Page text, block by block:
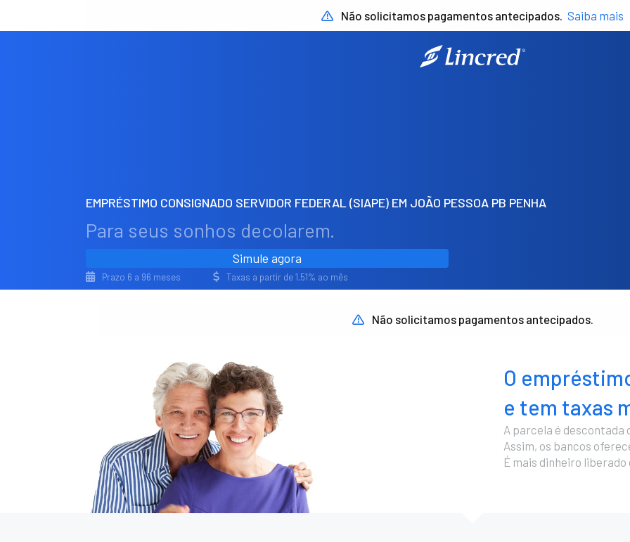
Não solicitamos pagamentos antecipados. Saiba mais
EMPRÉSTIMO CONSIGNADO SERVIDOR FEDERAL (SIAPE) EM JOÃO PESSOA PB PENHA
Para seus sonhos decolarem.
Simule agora
Prazo 6 a 96 meses Taxas a partir de 1,51% ao mês
Não solicitamos pagamentos antecipados.
O
e tem taxas
A parcela é descontada
Assim, os bancos
É mais dinheiro